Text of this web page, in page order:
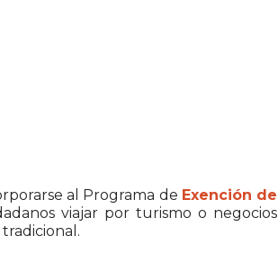
al Programa de Exención de
viajar por turismo o negocios